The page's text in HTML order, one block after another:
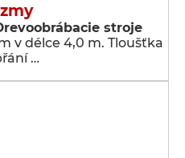
stroje
v délce 4,0 m. Tloušťka
…